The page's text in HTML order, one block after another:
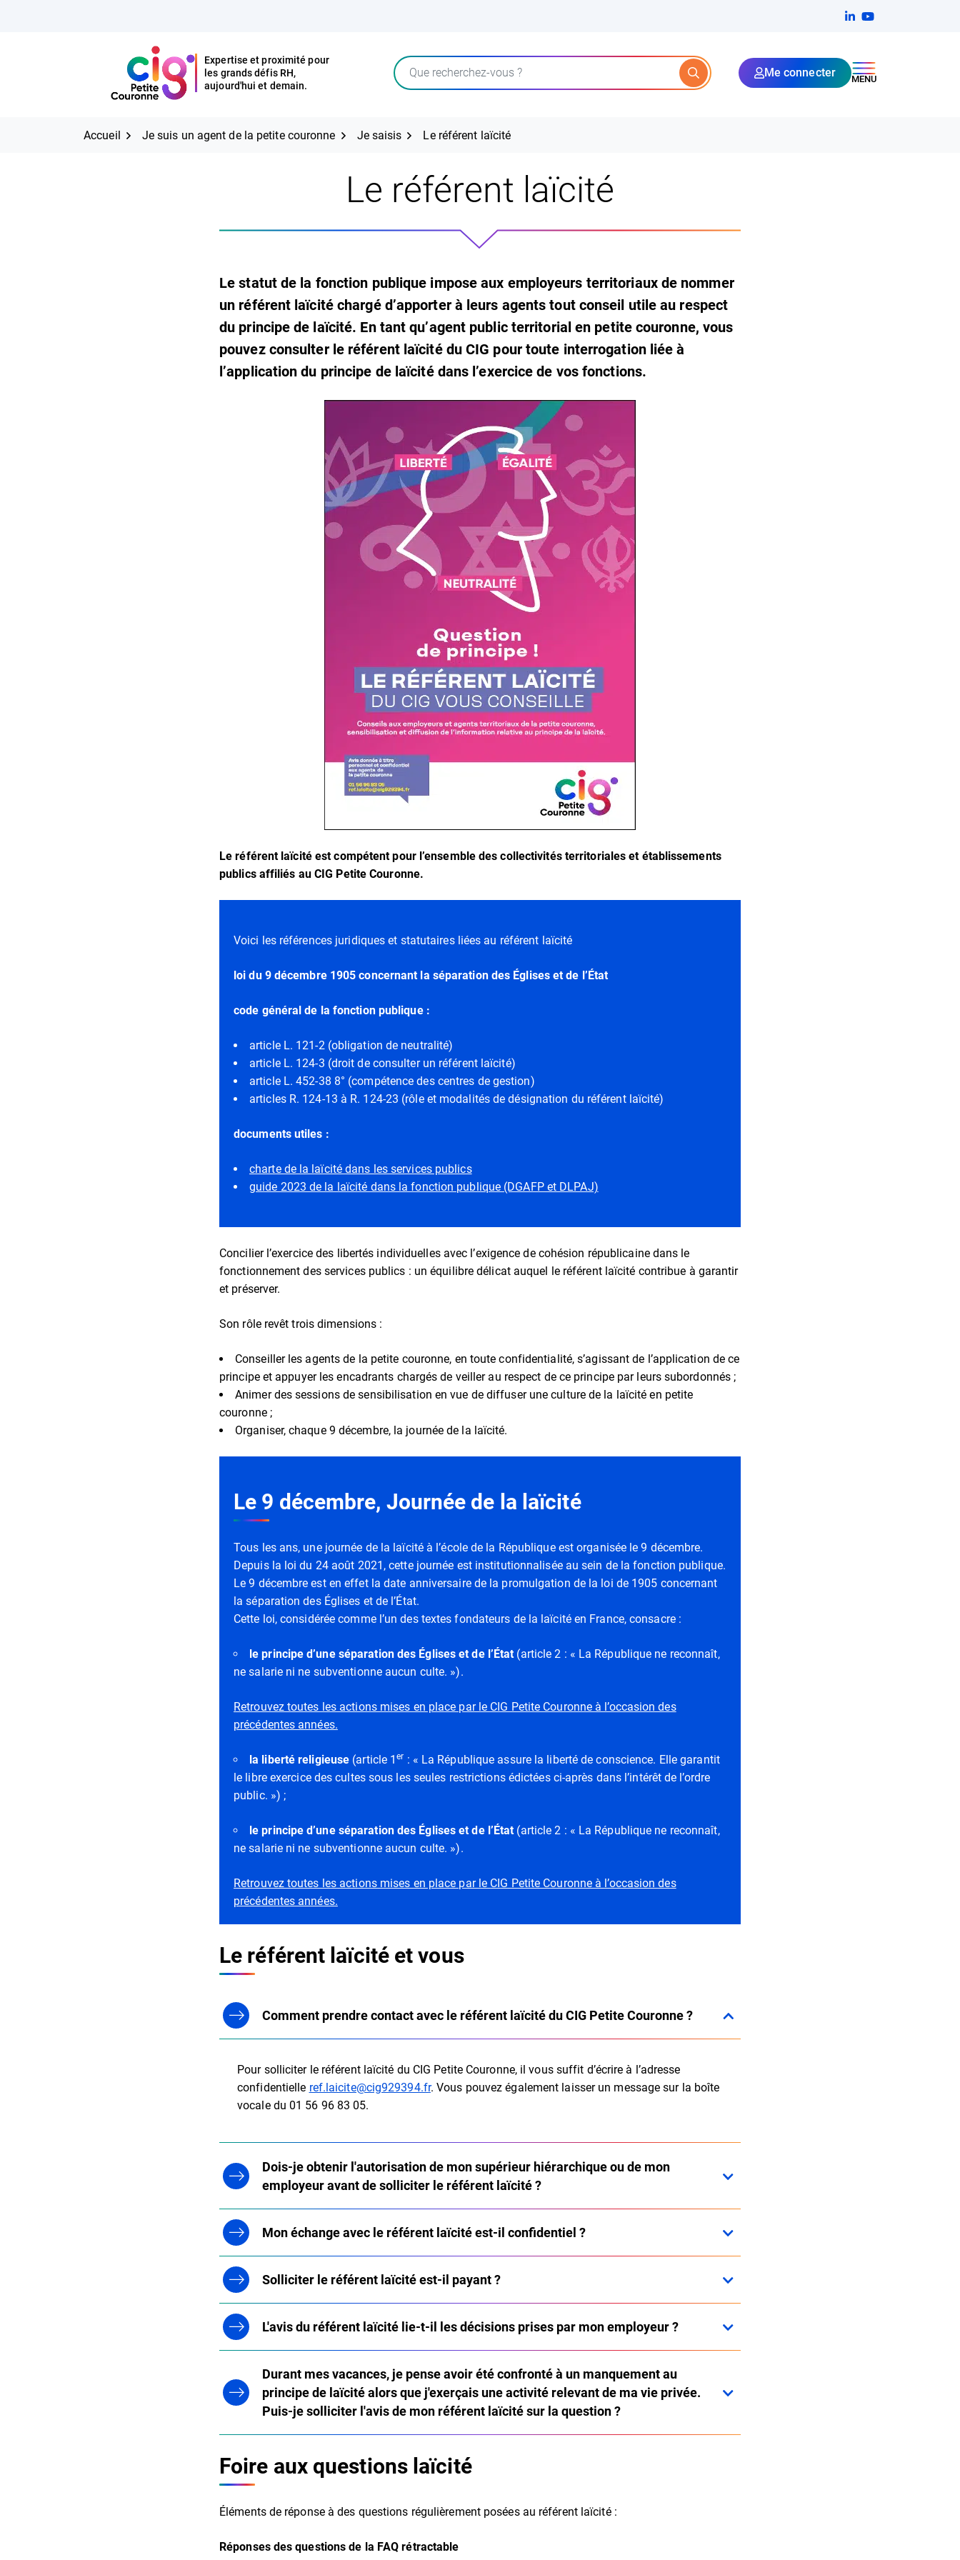
Linkedin
(ouverture dans un
YouTube
(ouverture dans
CIG Petite Couronne
Expertise et proximité pour
les grands défis RH,
aujourd'hui et demain.
Rechercher
Rechercher
Me connecter MENU
CIG Petite Couronne
Expertise et proximité pour
les grands défis RH,
aujourd'hui et demain.
Accueil Je suis un agent de la petite couronne Je saisis Le référent laïcité
Le référent laïcité
Le statut de la fonction publique impose aux employeurs territoriaux de nommer
un référent laïcité chargé d’apporter à leurs agents tout conseil utile au respect
du principe de laïcité. En tant qu’agent public territorial en petite couronne, vous
pouvez consulter le référent laïcité du CIG pour toute interrogation liée à
l’application du principe de laïcité dans l’exercice de vos fonctions.
Le référent laïcité est compétent pour l’ensemble des collectivités territoriales et établissements
publics affiliés au CIG Petite Couronne.
Voici les références juridiques et statutaires liées au référent laïcité
loi du 9 décembre 1905 concernant la séparation des Églises et de l’État
code général de la fonction publique :
article L. 121-2 (obligation de neutralité)
article L. 124-3 (droit de consulter un référent laïcité)
article L. 452-38 8° (compétence des centres de gestion)
articles R. 124-13 à R. 124-23 (rôle et modalités de désignation du référent laïcité)
documents utiles :
charte de la laïcité dans les services publics
guide 2023 de la laïcité dans la fonction publique (DGAFP et DLPAJ)
Concilier l’exercice des libertés individuelles avec l’exigence de cohésion républicaine dans le
fonctionnement des services publics : un équilibre délicat auquel le référent laïcité contribue à garantir
et préserver.
Son rôle revêt trois dimensions :
Conseiller les agents de la petite couronne, en toute confidentialité, s’agissant de l’application de ce
principe et appuyer les encadrants chargés de veiller au respect de ce principe par leurs subordonnés ;
Animer des sessions de sensibilisation en vue de diffuser une culture de la laïcité en petite
couronne ;
Organiser, chaque 9 décembre, la journée de la laïcité.
Le 9 décembre, Journée de la laïcité
Tous les ans, une journée de la laïcité à l’école de la République est organisée le 9 décembre.
Depuis la loi du 24 août 2021, cette journée est institutionnalisée au sein de la fonction publique.
Le 9 décembre est en effet la date anniversaire de la promulgation de la loi de 1905 concernant
la séparation des Églises et de l’État.
Cette loi, considérée comme l’un des textes fondateurs de la laïcité en France, consacre :
le principe d’une séparation des Églises et de l’État(article 2 : « La République ne reconnaît,
ne salarie ni ne subventionne aucun culte. »).
Retrouvez toutes les actions mises en place par le CIG Petite Couronne à l’occasion des
précédentes années.
la liberté religieuse (article 1er : « La République assure la liberté de conscience. Elle garantit
le libre exercice des cultes sous les seules restrictions édictées ci-après dans l’intérêt de l’ordre
public. ») ;
le principe d’une séparation des Églises et de l’État(article 2 : « La République ne reconnaît,
ne salarie ni ne subventionne aucun culte. »).
Retrouvez toutes les actions mises en place par le CIG Petite Couronne à l’occasion des
précédentes années.
Le référent laïcité et vous
Comment prendre contact avec le référent laïcité du CIG Petite Couronne ?
Pour solliciter le référent laïcité du CIG Petite Couronne, il vous suffit d’écrire à l’adresse
confidentielle ref.laicite@cig929394.fr. Vous pouvez également laisser un message sur la boîte
vocale du 01 56 96 83 05.
Dois-je obtenir l'autorisation de mon supérieur hiérarchique ou de mon
employeur avant de solliciter le référent laïcité ?
Mon échange avec le référent laïcité est-il confidentiel ?
Solliciter le référent laïcité est-il payant ?
L'avis du référent laïcité lie-t-il les décisions prises par mon employeur ?
Durant mes vacances, je pense avoir été confronté à un manquement au
principe de laïcité alors que j'exerçais une activité relevant de ma vie privée.
Puis-je solliciter l'avis de mon référent laïcité sur la question ?
Foire aux questions laïcité
Éléments de réponse à des questions régulièrement posées au référent laïcité :
Réponses des questions de la FAQ rétractable